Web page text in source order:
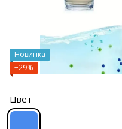
Новинка
−29%
Цвет